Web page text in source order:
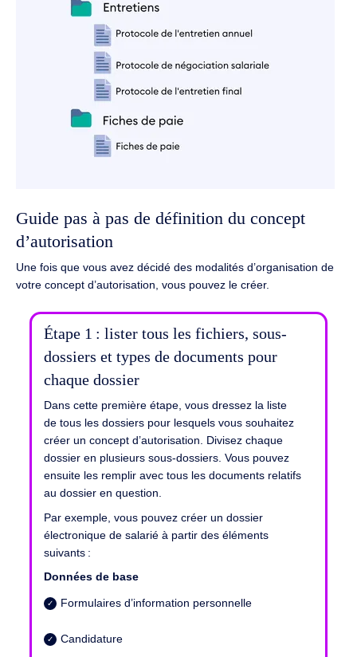
Guide pas à pas de définition du concept
d’autorisation
Une fois que vous avez décidé des modalités d’organisation de
votre concept d’autorisation, vous pouvez le créer.
Étape 1 : lister tous les fichiers, sous-
dossiers et types de documents pour
chaque dossier
Dans cette première étape, vous dressez la liste
de tous les dossiers pour lesquels vous souhaitez
créer un concept d’autorisation. Divisez chaque
dossier en plusieurs sous-dossiers. Vous pouvez
ensuite les remplir avec tous les documents relatifs
au dossier en question.
Par exemple, vous pouvez créer un dossier
électronique de salarié à partir des éléments
suivants :
Données de base
Formulaires d’information personnelle
Candidature